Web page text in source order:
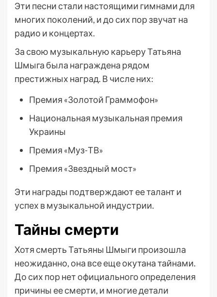
Эти песни стали настоящими гимнами для
многих поколений, и до сих пор звучат на
радио и концертах.
За свою музыкальную карьеру Татьяна
Шмыга была награждена рядом
престижных наград. В числе них:
Премия «Золотой Граммофон»
Национальная музыкальная премия
Украины
Премия «Муз-ТВ»
Премия «Звездный мост»
Эти награды подтверждают ее талант и
успех в музыкальной индустрии.
Тайны смерти
Хотя смерть Татьяны Шмыги произошла
неожиданно, она все еще окутана тайнами.
До сих пор нет официального определения
причины ее смерти, и многие детали